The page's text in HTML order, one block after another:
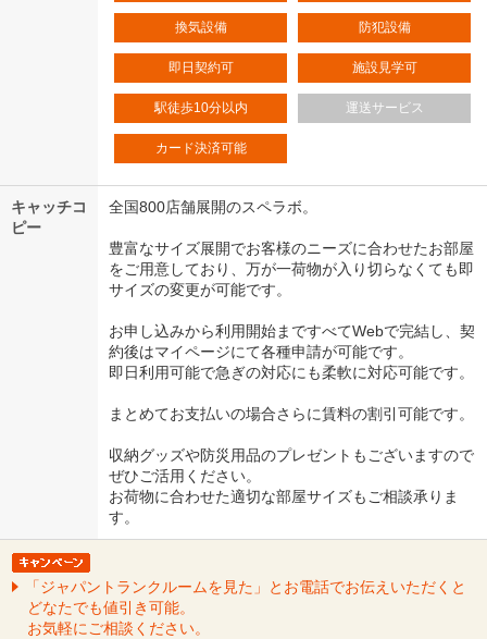
換気設備 防犯設備
即日契約可 施設見学可
駅徒歩10分以内 運送サービス
カード決済可能
キャッチコ
ピー
全国800店舗展開のスペラボ。
豊富なサイズ展開でお客様のニーズに合わせたお部屋
をご用意しており、万が一荷物が入り切らなくても即
サイズの変更が可能です。
お申し込みから利用開始まですべてWebで完結し、契
約後はマイページにて各種申請が可能です。
即日利用可能で急ぎの対応にも柔軟に対応可能です。
まとめてお支払いの場合さらに賃料の割引可能です。
収納グッズや防災用品のプレゼントもございますので
ぜひご活用ください。
お荷物に合わせた適切な部屋サイズもご相談承りま
す。
「ジャパントランクルームを見た」とお電話でお伝えいただくと
どなたでも値引き可能。
お気軽にご相談ください。